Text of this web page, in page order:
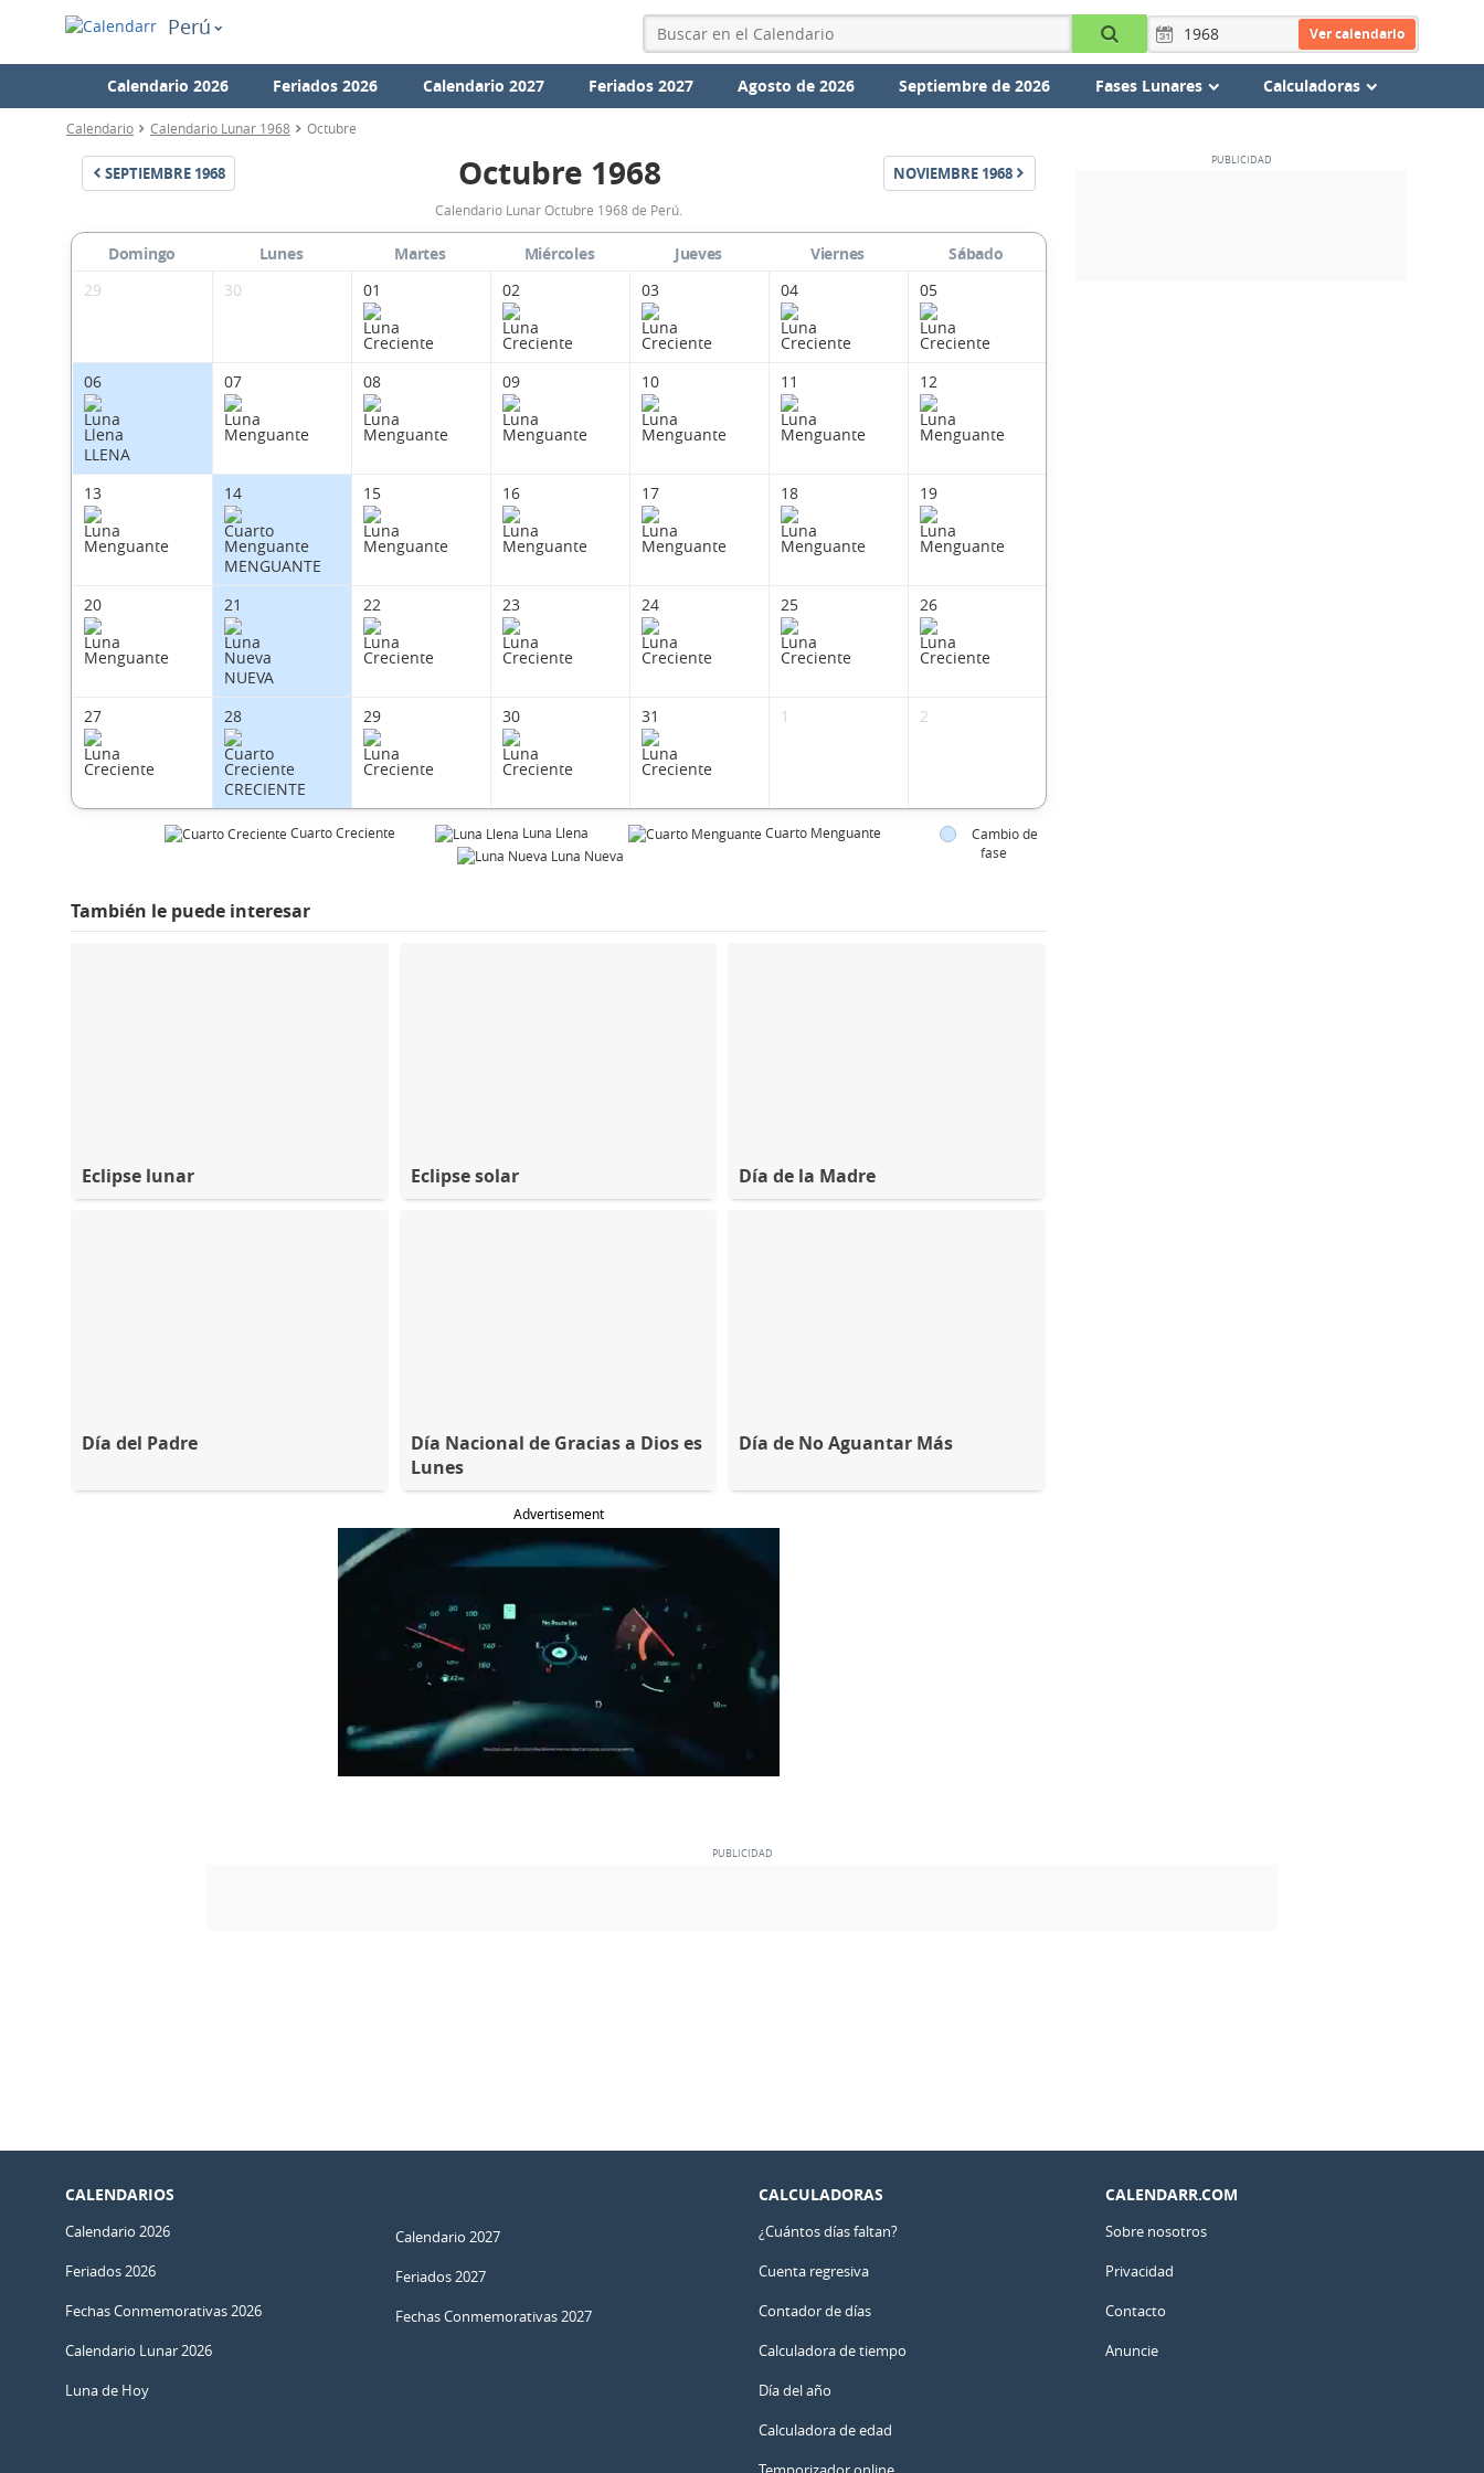
Perú Ver calendario
Calendario 2026 Feriados 2026 Calendario 2027 Feriados 2027 Agosto de 2026 Septiembre de 2026 Fases Lunares Calculadoras
Calendario Calendario Lunar 1968 Octubre
SEPTIEMBRE 1968
Calendario
Lunar
Octubre
de
Octubre 1968 NOVIEMBRE 1968
Calendario Lunar Octubre 1968 de Perú.
Domingo Lunes Martes Miércoles Jueves Viernes
Sábado
29
30 01 02 03 04 05
06
LLENA
07 08 09 10 11 12
13 14
MENGUANTE
15 16 17 18 19
20 21
NUEVA
22 23 24 25 26
27 28
CRECIENTE
29 30 31 1 2
Cuarto Creciente Luna Llena
Cuarto Menguante
Luna Nueva
Cambio de
fase
También le puede interesar
Eclipse lunar Eclipse solar Día de la Madre
Día del Padre
Día Nacional de Gracias a Dios es
Lunes
Día de No Aguantar Más
Advertisement
CALENDARIOS
Calendario 2026
Feriados 2026
Fechas Conmemorativas 2026
Calendario Lunar 2026
Luna de Hoy
Calendario 2027
Feriados 2027
Fechas Conmemorativas 2027
CALCULADORAS
¿Cuántos días faltan?
Cuenta regresiva
Contador de días
Calculadora de tiempo
Día del año
Calculadora de edad
CALENDARR.COM
Sobre nosotros
Privacidad
Contacto
Anuncie